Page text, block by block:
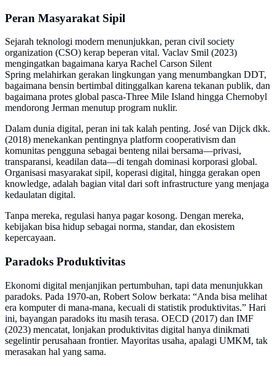
Peran Masyarakat Sipil
Sejarah teknologi modern menunjukkan, peran civil society
organization (CSO) kerap beperan vital. Vaclav Smil (2023)
mengingatkan bagaimana karya Rachel Carson Silent
Spring melahirkan gerakan lingkungan yang menumbangkan DDT,
bagaimana bensin bertimbal ditinggalkan karena tekanan publik, dan
bagaimana protes global pasca-Three Mile Island hingga Chernobyl
mendorong Jerman menutup program nuklir.
Dalam dunia digital, peran ini tak kalah penting. José van Dijck dkk.
(2018) menekankan pentingnya platform cooperativism dan
komunitas pengguna sebagai benteng nilai bersama—privasi,
transparansi, keadilan data—di tengah dominasi korporasi global.
Organisasi masyarakat sipil, koperasi digital, hingga gerakan open
knowledge, adalah bagian vital dari soft infrastructure yang menjaga
kedaulatan digital.
Tanpa mereka, regulasi hanya pagar kosong. Dengan mereka,
kebijakan bisa hidup sebagai norma, standar, dan ekosistem
kepercayaan.
Paradoks Produktivitas
Ekonomi digital menjanjikan pertumbuhan, tapi data menunjukkan
paradoks. Pada 1970-an, Robert Solow berkata: “Anda bisa melihat
era komputer di mana-mana, kecuali di statistik produktivitas.” Hari
ini, bayangan paradoks itu masih terasa. OECD (2017) dan IMF
(2023) mencatat, lonjakan produktivitas digital hanya dinikmati
segelintir perusahaan frontier. Mayoritas usaha, apalagi UMKM, tak
merasakan hal yang sama.